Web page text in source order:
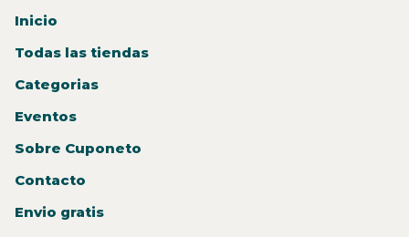
Inicio
Todas las tiendas
Categorias
Eventos
Sobre Cuponeto
Contacto
Envio gratis